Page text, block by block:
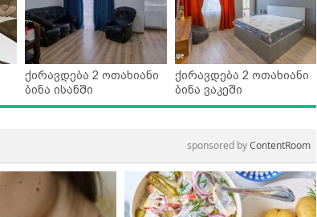
ქირავდება 2 ოთახიანი
ბინა ისანში
ქირავდება 2 ოთახიანი
ბინა ვაკეში
sponsored byContentRoom